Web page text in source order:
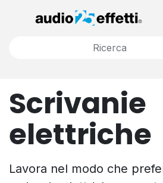
Scrivanie
elettriche
Lavora nel modo che